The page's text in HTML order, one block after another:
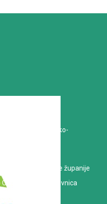
Koprivničko-
Bardek
križevačke županije
križa Koprivnica